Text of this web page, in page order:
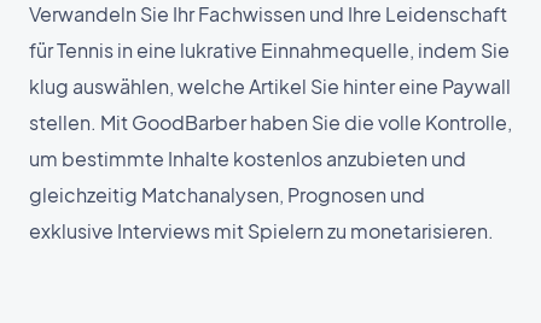
Verwandeln Sie Ihr Fachwissen und Ihre Leidenschaft
für Tennis in eine lukrative Einnahmequelle, indem Sie
klug auswählen, welche Artikel Sie hinter eine Paywall
stellen. Mit GoodBarber haben Sie die volle Kontrolle,
um bestimmte Inhalte kostenlos anzubieten und
gleichzeitig Matchanalysen, Prognosen und
exklusive Interviews mit Spielern zu monetarisieren.